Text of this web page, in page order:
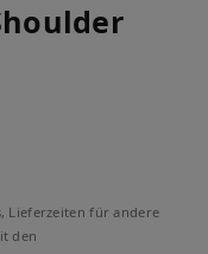
Lieferzeiten für andere
den